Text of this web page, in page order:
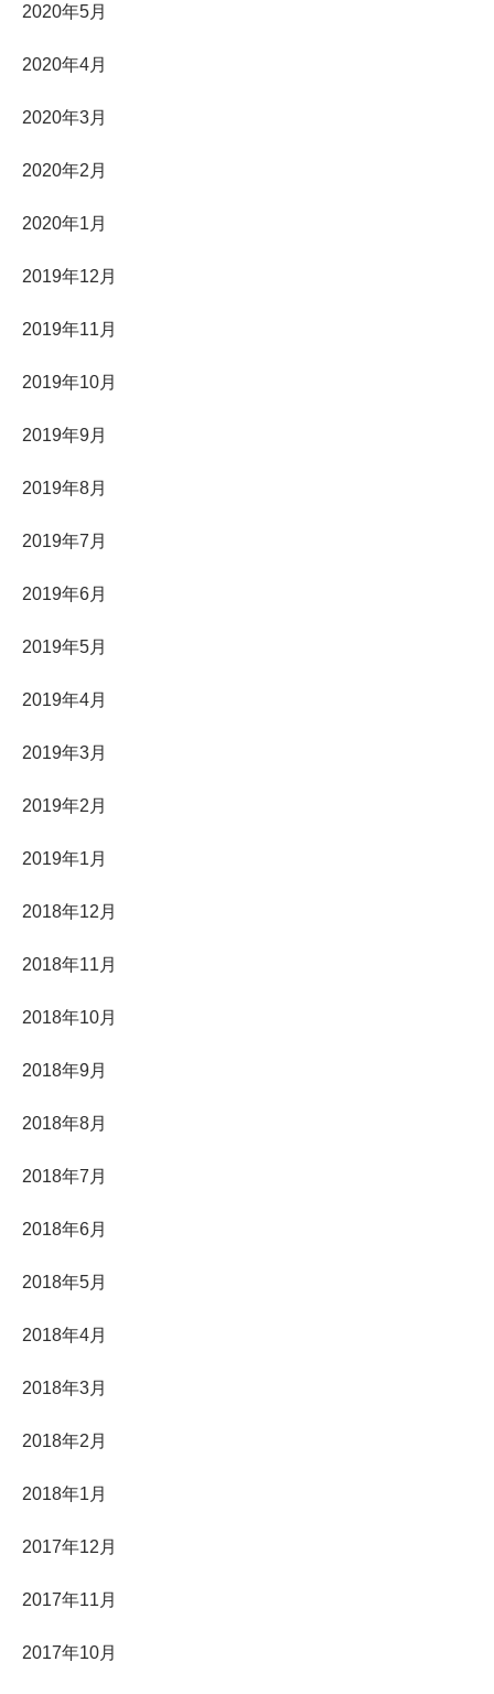
2020年5月
2020年4月
2020年3月
2020年2月
2020年1月
2019年12月
2019年11月
2019年10月
2019年9月
2019年8月
2019年7月
2019年6月
2019年5月
2019年4月
2019年3月
2019年2月
2019年1月
2018年12月
2018年11月
2018年10月
2018年9月
2018年8月
2018年7月
2018年6月
2018年5月
2018年4月
2018年3月
2018年2月
2018年1月
2017年12月
2017年11月
2017年10月